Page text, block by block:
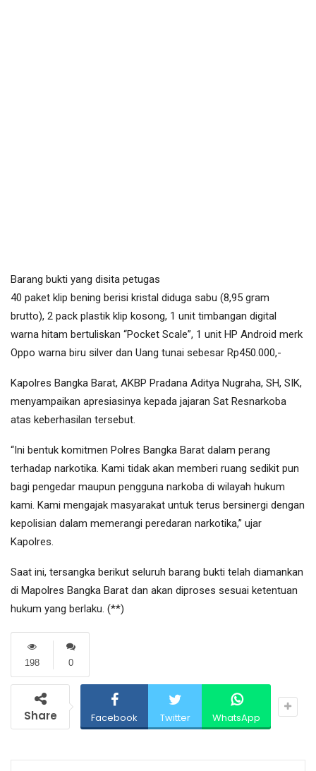
Barang bukti yang disita petugas
40 paket klip bening berisi kristal diduga sabu (8,95 gram
brutto), 2 pack plastik klip kosong, 1 unit timbangan digital
warna hitam bertuliskan “Pocket Scale”, 1 unit HP Android merk
Oppo warna biru silver dan Uang tunai sebesar Rp450.000,-
Kapolres Bangka Barat, AKBP Pradana Aditya Nugraha, SH, SIK,
menyampaikan apresiasinya kepada jajaran Sat Resnarkoba
atas keberhasilan tersebut.
“Ini bentuk komitmen Polres Bangka Barat dalam perang
terhadap narkotika. Kami tidak akan memberi ruang sedikit pun
bagi pengedar maupun pengguna narkoba di wilayah hukum
kami. Kami mengajak masyarakat untuk terus bersinergi dengan
kepolisian dalam memerangi peredaran narkotika,” ujar
Kapolres.
Saat ini, tersangka berikut seluruh barang bukti telah diamankan
di Mapolres Bangka Barat dan akan diproses sesuai ketentuan
hukum yang berlaku. (**)
0
198
Share Facebook Twitter WhatsApp